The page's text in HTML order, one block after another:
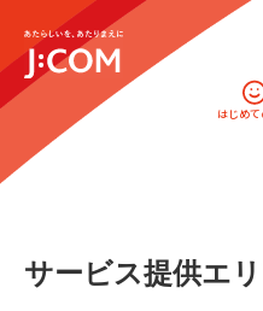
はじめ
サービス提供エ